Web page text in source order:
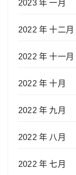
2023 年 一月
2022 年 十二月
2022 年 十一月
2022 年 十月
2022 年 九月
2022 年 八月
2022 年 七月